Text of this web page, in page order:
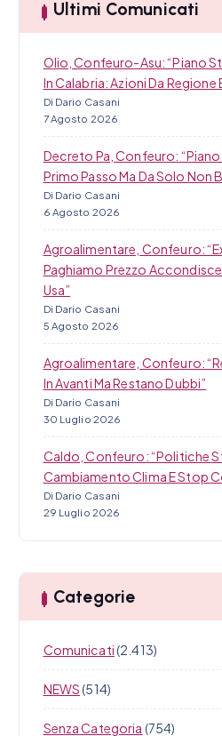
Ultimi Comunicati
Olio, Confeuro-Asu: “Piano
In Calabria: Azioni Da Regione
Di Dario Casani
7 Agosto 2026
Decreto Pa, Confeuro: “Piano
Primo Passo Ma Da Solo Non
Di Dario Casani
6 Agosto 2026
Agroalimentare, Confeuro:
Paghiamo Prezzo
Usa”
Di Dario Casani
5 Agosto 2026
Agroalimentare, Confeuro:
In Avanti Ma Restano Dubbi”
Di Dario Casani
30 Luglio 2026
Caldo, Confeuro: “Politiche
Cambiamento Clima E Stop
Di Dario Casani
29 Luglio 2026
Categorie
Comunicati(2.413)
NEWS(514)
Senza Categoria (754)